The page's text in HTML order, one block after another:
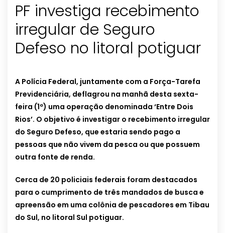
PF investiga recebimento
irregular de Seguro
Defeso no litoral potiguar
A Polícia Federal, juntamente com a Força-Tarefa
Previdenciária, deflagrou na manhã desta sexta-
feira (1º) uma operação denominada ‘Entre Dois
Rios’. O objetivo é investigar o recebimento irregular
do Seguro Defeso, que estaria sendo pago a
pessoas que não vivem da pesca ou que possuem
outra fonte de renda.
Cerca de 20 policiais federais foram destacados
para o cumprimento de três mandados de busca e
apreensão em uma colônia de pescadores em Tibau
do Sul, no litoral Sul potiguar.